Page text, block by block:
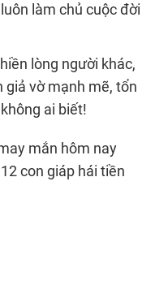
làm chủ cuộc đời
lòng người khác,
giả vờ mạnh mẽ, tổn
ai biết!
mắn hôm nay
con giáp hái tiền